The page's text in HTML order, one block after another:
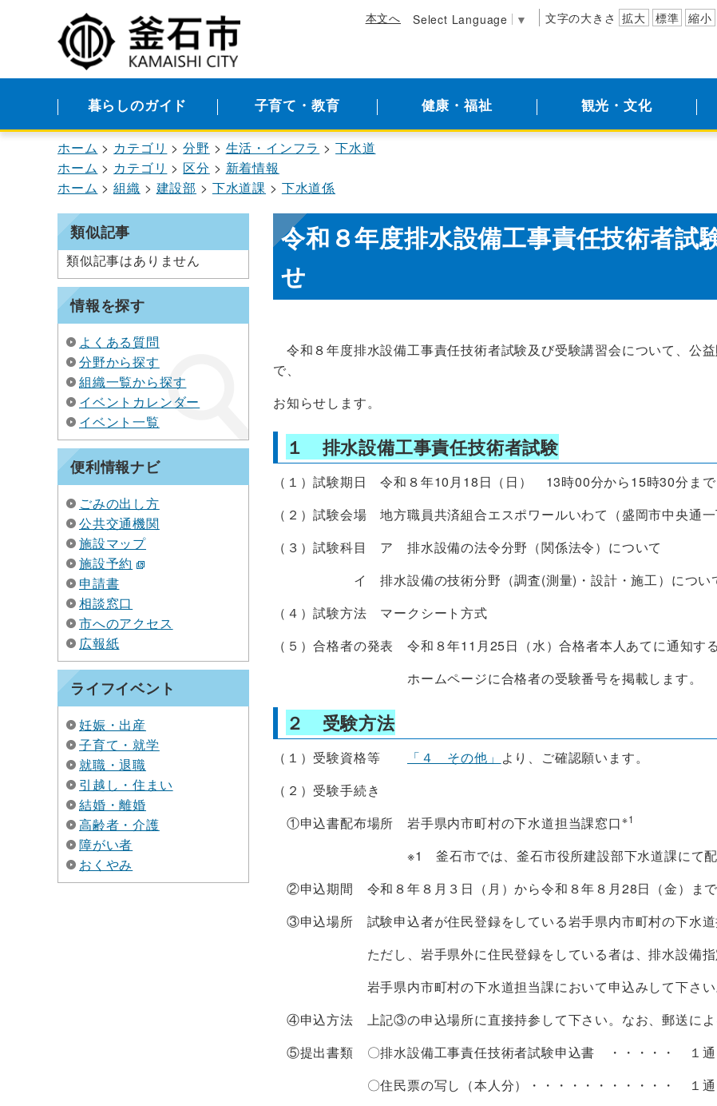
本文へ Select Language ▼ 文字の大きさ 拡大 標準 縮小
暮らしのガイド 子育て・教育 健康・福祉 観光・文化
ホーム カテゴリ 分野 生活・インフラ
下水道
ホーム
カテゴリ 区分
新着情報
ホーム
組織 建設部 下水道課 下水道係
類似記事
類似記事はありません
情報を探す
よくある質問
分野から探す
組織一覧から探す
イベントカレンダー
イベント一覧
便利情報ナビ
ごみの出し方
公共交通機関
施設マップ
施設予約
申請書
相談窓口
市へのアクセス
広報紙
ライフイベント
妊娠・出産
子育て・就学
就職・退職
引越し・住まい
結婚・離婚
高齢者・介護
障がい者
おくやみ
令和８年度排水設備工事責任技術者試
せ
令和８年度排水設備工事責任技術者試験及び受験講習会について、公
で、
お知らせします。
１ 排水設備工事責任技術者試験
（１）試験期日 令和８年10月18日（日） 13時00分から15時30分まで
（２）試験会場 地方職員共済組合エスポワールいわて（盛岡市中央通一
（３）試験科目 ア 排水設備の法令分野（関係法令）について
イ 排水設備の技術分野（調査(測量)・設計・施工）につい
（４）試験方法 マークシート方式
（５）合格者の発表 令和８年11月25日（水）合格者本人あてに通知す
ホームページに合格者の受験番号を掲載します。
２ 受験方法
（１）受験資格等 「４ その他」 より、ご確認願います。
（２）受験手続き
①申込書配布場所 岩手県内市町村の下水道担当課窓口※1
※1 釜石市では、釜石市役所建設部下水道課にて配布しま
②申込期間 令和８年８月３日（月）から令和８年８月28日（金）まで
③申込場所 試験申込者が住民登録をしている岩手県内市町村の下水
ただし、岩手県外に住民登録をしている者は、排水設備指定
岩手県内市町村の下水道担当課において申込みして下さい
④申込方法 上記③の申込場所に直接持参して下さい。なお、郵送によ
⑤提出書類 〇排水設備工事責任技術者試験申込書 ・・・・・ １通
〇住民票の写し（本人分）・・・・・・・・・・・ １通